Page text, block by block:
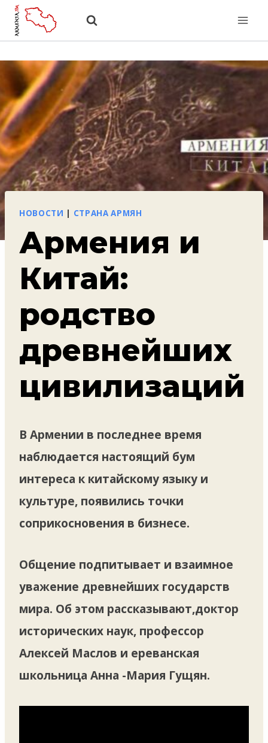
Перейти
НОВОСТИ СТРАНА АРМЯН
Армения и
Китай:
родство
древнейших
цивилизаций
В Армении в последнее время
наблюдается настоящий бум
интереса к китайскому языку и
культуре, появились точки
соприкосновения в бизнесе.
Общение подпитывает и взаимное
уважение древнейших государств
мира. Об этом рассказывают,доктор
исторических наук, профессор
Алексей Маслов и ереванская
школьница Анна -Мария Гущян.